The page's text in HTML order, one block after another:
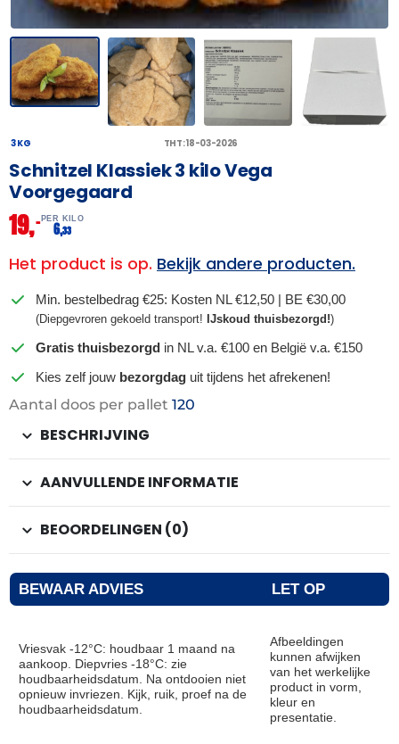
3 KG THT: 18-03-2026
Schnitzel Klassiek 3 kilo Vega
Voorgegaard
19,– PER KILO
6,33
Het product is op. Bekijk andere producten.
Min. bestelbedrag €25: Kosten NL €12,50 | BE €30,00
(Diepgevroren gekoeld transport! IJskoud thuisbezorgd!)
Gratis thuisbezorgd in NL v.a. €100 en België v.a. €150
Kies zelf jouw bezorgdag uit tijdens het afrekenen!
Aantal doos per pallet 120
BESCHRIJVING
AANVULLENDE INFORMATIE
BEOORDELINGEN (0)
BEWAAR ADVIES LET OP
Vriesvak -12°C: houdbaar 1 maand na
aankoop. Diepvries -18°C: zie
houdbaarheidsdatum. Na ontdooien niet
opnieuw invriezen. Kijk, ruik, proef na de
houdbaarheidsdatum.
Afbeeldingen
kunnen afwijken
van het werkelijke
product in vorm,
kleur en
presentatie.